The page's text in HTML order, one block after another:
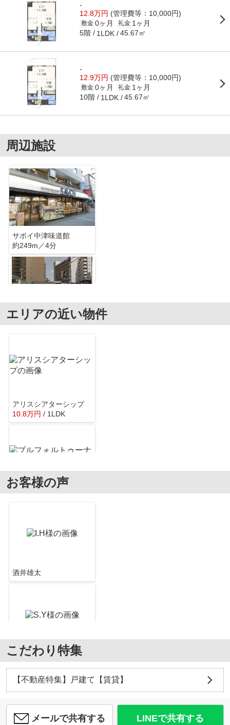
-
12.8万円 (管理費等：10,000円)
敷金 0ヶ月 礼金 1ヶ月
5階 1LDK 45.67㎡
-
12.9万円 (管理費等：10,000円)
敷金 0ヶ月 礼金 1ヶ月
10階 1LDK 45.67㎡
周辺施設
サボイ中津味道館
約249m／4分
セブンイレブン 大阪本庄西1丁目店
こぐまの森保育園梅田園
エリアの近い物件
アリスシアターシップ
10.8万円 / 1LDK
ブルフォルトゥーナ扇町
ES-Grande Minamimorimachi
15万 円 / 1LDK
お客様の声
酒井雄太
瀬川翔
こだわり特集
【不動産特集】戸建て【賃貸】
メールで共有する LINEで共有する